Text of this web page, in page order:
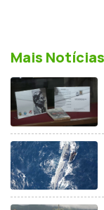
Mais Notícias